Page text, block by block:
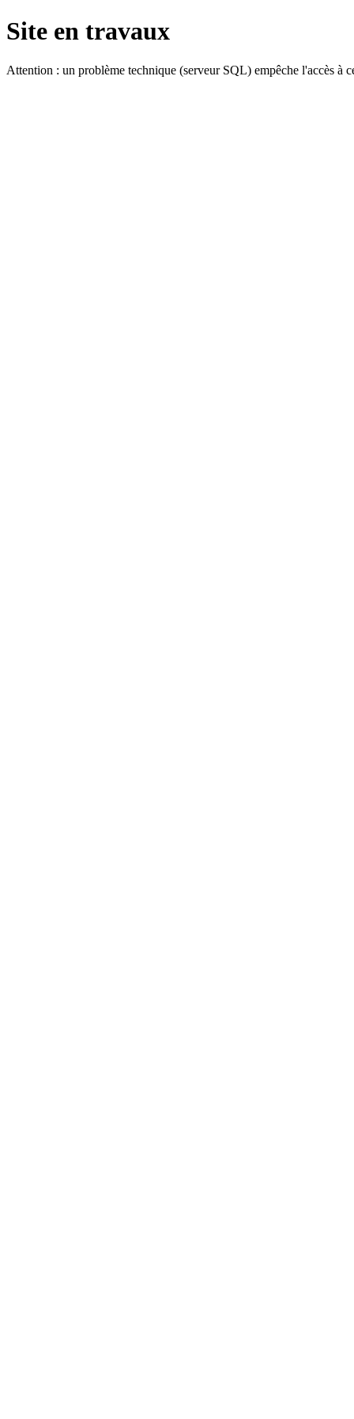
Site en travaux
Attention : un problème technique (serveur SQL) empêche l'accès à